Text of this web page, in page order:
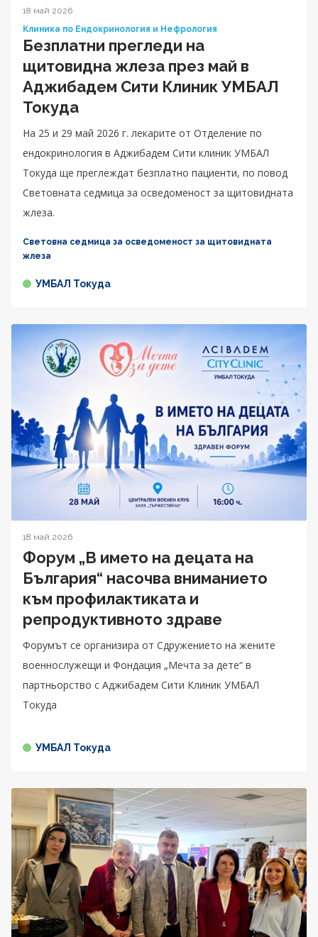
18 май 2026
Клиника по Ендокринология и Нефрология
Безплатни прегледи на
щитовидна жлеза през май в
Аджибадем Сити Клиник УМБАЛ
Токуда
На 25 и 29 май 2026 г. лекарите от Отделение по
ендокринология в Аджибадем Сити клиник УМБАЛ
Токуда ще преглеждат безплатно пациенти, по повод
Световната седмица за осведоменост за щитовидната
жлеза.
Световна седмица за осведоменост за щитовидната
жлеза
УМБАЛ Токуда
18 май 2026
Форум „В името на децата на
България“ насочва вниманието
към профилактиката и
репродуктивното здраве
Форумът се организира от Сдружението на жените
военнослужещи и Фондация „Мечта за дете“ в
партньорство с Аджибадем Сити Клиник УМБАЛ
Токуда
УМБАЛ Токуда